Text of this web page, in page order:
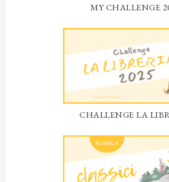
MY CHALLENGE
CHALLENGE LA